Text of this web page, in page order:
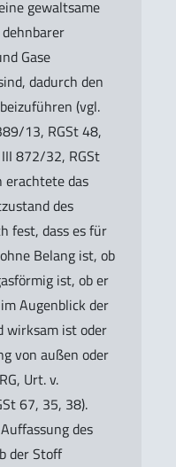
gewaltsame
Gase
dadurch den
(vgl.
13, RGSt 48,
872/32, RGSt
erachtete das
des
fest, dass es für
Belang ist, ob
ist, ob er
Augenblick der
wirksam ist oder
von außen oder
Urt. v.
67, 35, 38).
des
der Stoff